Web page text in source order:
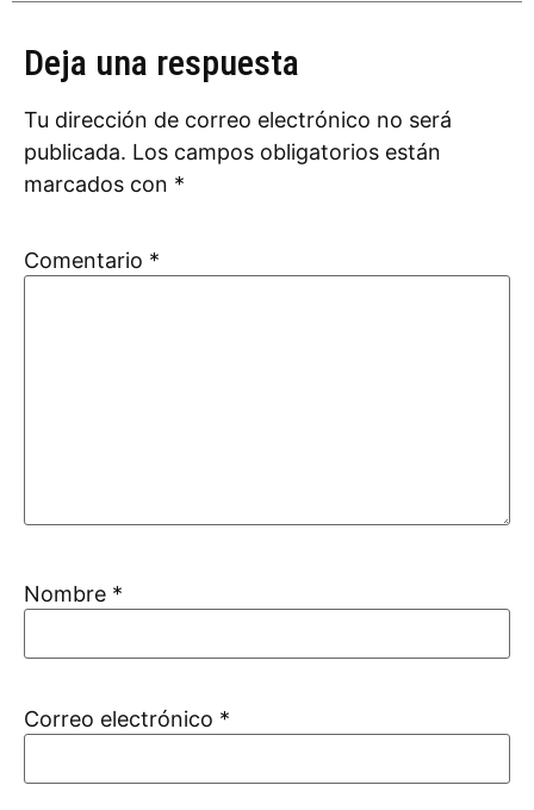
Deja una respuesta
Tu dirección de correo electrónico no será
publicada. Los campos obligatorios están
marcados con *
Comentario *
Nombre *
Correo electrónico *